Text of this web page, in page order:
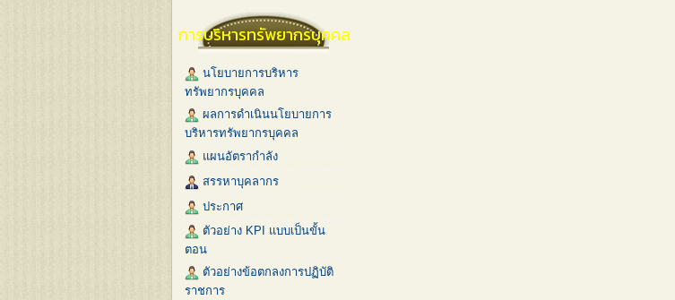
การบริหารทรัพยากรบุคคล
นโยบายการบริหาร
ทรัพยากรบุคคล
ผลการดำเนินนโยบายการ
บริหารทรัพยากรบุคคล
แผนอัตรากำลัง
สรรหาบุคลากร
ประกาศ
ตัวอย่าง KPI แบบเป็นขั้น
ตอน
ตัวอย่างข้อตกลงการปฏิบัติ
ราชการ